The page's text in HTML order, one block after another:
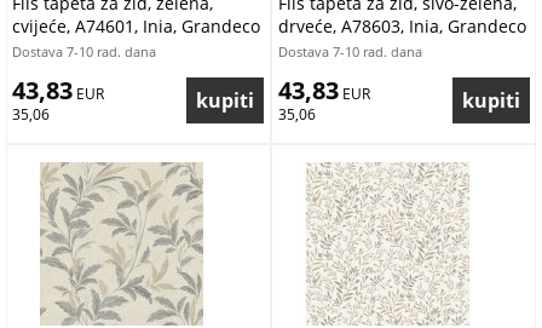
cvijeće, A74601, Inia, Grandeco
| Ljepilo besplatno
Dostava 7-10 rad. dana
43,83 EUR
35,06
drveće, A78603, Inia, Grandeco
| Ljepilo besplatno
Dostava 7-10 rad. dana
43,83 EUR
35,06